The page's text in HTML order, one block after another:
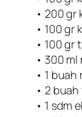
• 200 gr
• 100 gr
• 100 gr
• 300
• 1
• 2
• 1 sdm